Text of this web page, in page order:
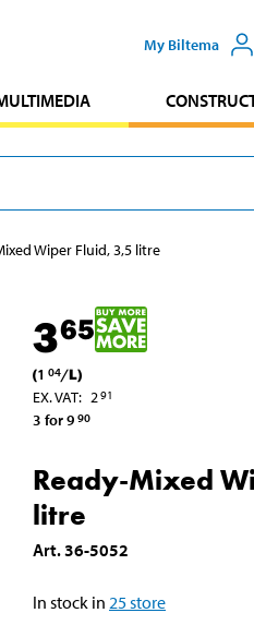
My Biltema
Wiper Fluid, 3,5 litre
365
(1 04/L)
EX. VAT: 291
3 for 9 90
Ready-Mixed
litre
Art.36-5052
In stock in 25store